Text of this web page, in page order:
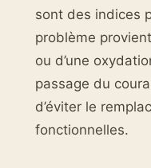
sont des indices
problème
ou d’une
passage du
d’éviter le
fonctionnelles.